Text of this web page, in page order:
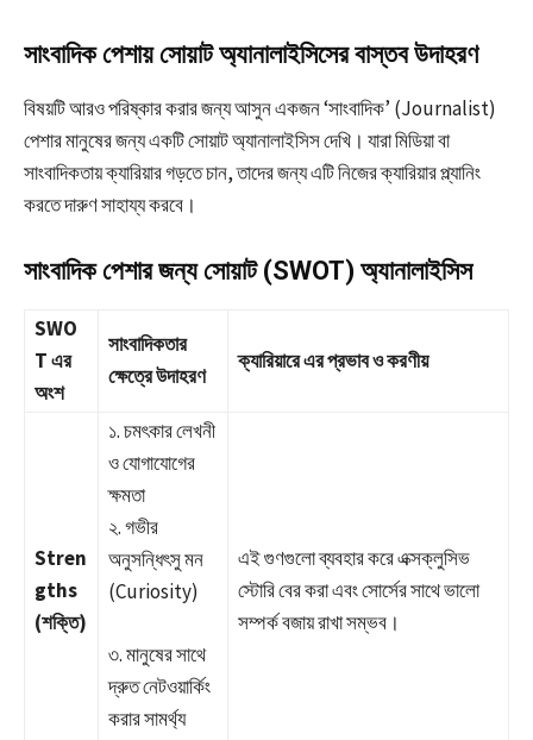
সাংবাদিক পেশায় সোয়াট অ্যানালাইসিসের বাস্তব উদাহরণ
বিষয়টি আরও পরিষ্কার করার জন্য আসুন একজন ‘সাংবাদিক’ (Journalist)
পেশার মানুষের জন্য একটি সোয়াট অ্যানালাইসিস দেখি। যারা মিডিয়া বা
সাংবাদিকতায় ক্যারিয়ার গড়তে চান, তাদের জন্য এটি নিজের ক্যারিয়ার প্ল্যানিং
করতে দারুণ সাহায্য করবে।
সাংবাদিক পেশার জন্য সোয়াট (SWOT) অ্যানালাইসিস
SWO
T এর
অংশ
সাংবাদিকতার
ক্ষেত্রে উদাহরণ
ক্যারিয়ারে এর প্রভাব ও করণীয়
Stren
gths
(শক্তি)
১. চমৎকার লেখনী
ও যোগাযোগের
ক্ষমতা
২. গভীর
অনুসন্ধিৎসু মন
(Curiosity)
৩. মানুষের সাথে
দ্রুত নেটওয়ার্কিং
করার সামর্থ্য
এই গুণগুলো ব্যবহার করে এক্সক্লুসিভ
স্টোরি বের করা এবং সোর্সের সাথে ভালো
সম্পর্ক বজায় রাখা সম্ভব।